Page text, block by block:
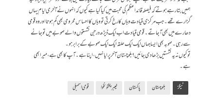
ہمیں بتا رہے ہوتے کہ فیصلہ قائداعظم کی محبت میں کیا گیا ہے کیوں کہ انہوں نے آخری ایام یہاں
گزارے تھے۔جب مرکزی قیادت وہاں کا رخ کرتی تو وہاں کا احساس محرومی بھی کم ہوتا اور وہ قومی
دھارے میں بھی آ جاتے۔ قومی قیادت اب ایک ڈیڑھ درجن نشستوں والے صوبے میں تو جانے
سے رہی۔ صوبہ بھی ایسا جہاں ایک ایک حلقہ ایک ایک صوبے کے برابر ہو۔
تو کیوں نہ یہ نشستیں بڑھا دی جائیں؟ بلوچستان آخر پرایا نہیں، اپنا ہے۔ آپ کا بھی ہے، میرا بھی
ہے۔
ٹیگز بلوچستان پاکستان خیبرپختونخوا قومی اسمبلی